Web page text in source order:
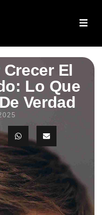
El
Lo Que
Verdad